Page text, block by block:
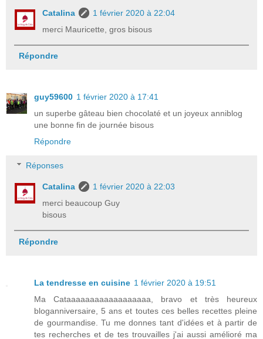
Catalina
1 février 2020 à 22:04
merci Mauricette, gros bisous
Répondre
guy59600 1 février 2020 à 17:41
un superbe gâteau bien chocolaté et un joyeux anniblog
une bonne fin de journée bisous
Répondre
Réponses
Catalina
1 février 2020 à 22:03
merci beaucoup Guy
bisous
Répondre
La tendresse en cuisine 1 février 2020 à 19:51
Ma Cataaaaaaaaaaaaaaaaaa, bravo et très heureux
bloganniversaire, 5 ans et toutes ces belles recettes pleine
de gourmandise. Tu me donnes tant d'idées et à partir de
tes recherches et de tes trouvailles j'ai aussi amélioré ma